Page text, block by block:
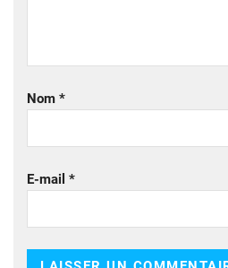
Nom *
E-mail *